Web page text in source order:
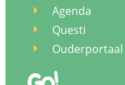
Agenda
Questi
Ouderportaal